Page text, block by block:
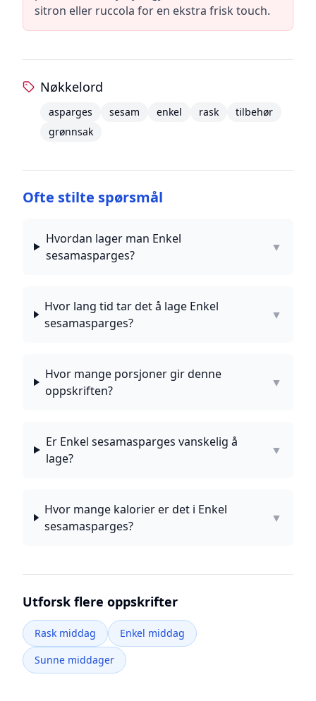
sitron eller ruccola for en ekstra frisk touch.
Nøkkelord
asparges sesam enkel rask
tilbehør
grønnsak
Ofte stilte spørsmål
Hvordan lager man Enkel
sesamasparges?
▼
Hvor lang tid tar det å lage Enkel
sesamasparges?
▼
Hvor mange porsjoner gir denne
oppskriften?
▼
Er Enkel sesamasparges vanskelig å
lage?
▼
Hvor mange kalorier er det i Enkel
sesamasparges?
▼
Utforsk flere oppskrifter
Rask middag
Enkel middag
Sunne middager